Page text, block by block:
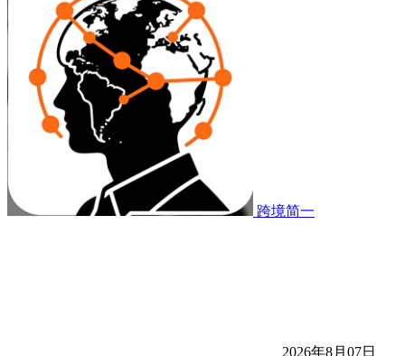
跨境简一
2026年8月07日